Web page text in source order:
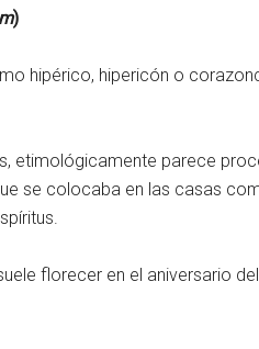
)
hipérico, hipericón o
etimológicamente parece
se colocaba en las casas
florecer en el aniversario